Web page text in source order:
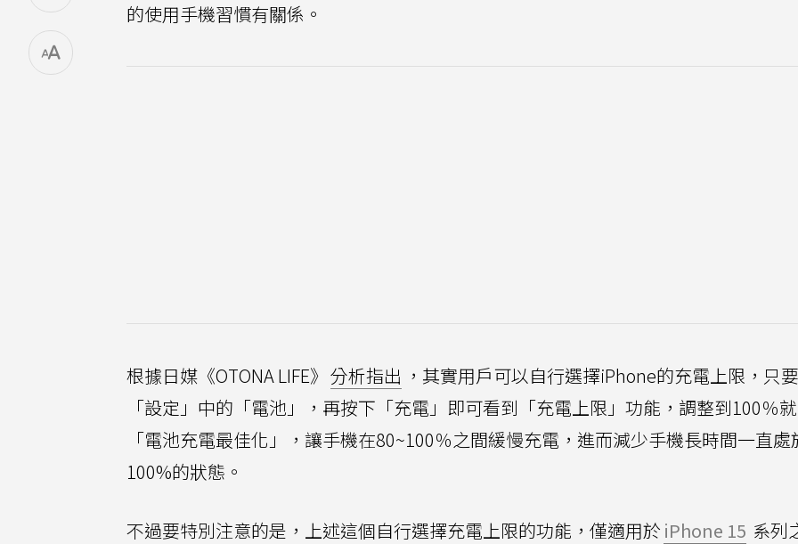
的使用手機習慣有關係。
根據日媒《OTONA LIFE》 分析指出 ，其實用戶可以自行選擇iPhone的充電上限，只
「設定」中的「電池」，再按下「充電」即可看到「充電上限」功能，調整到100％
「電池充電最佳化」，讓手機在80~100％之間緩慢充電，進而減少手機長時間一直處
100%的狀態。
不過要特別注意的是，上述這個自行選擇充電上限的功能，僅適用於 iPhone 15 系列